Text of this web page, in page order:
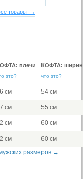
товары →
плечи
это?
КОФТА:
что это?
см 54 см
см 55 см
см 60 см
см
60 см
размеров →